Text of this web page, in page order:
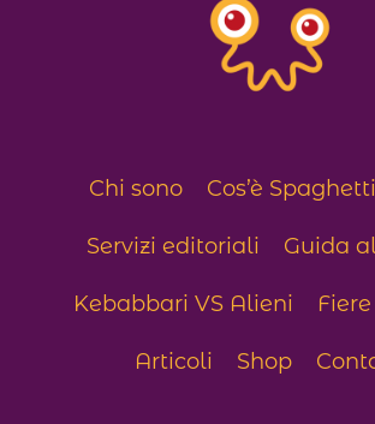
Chi sono Cos’è
Servizi editoriali Guida
Kebabbari VS Alieni
Articoli Shop